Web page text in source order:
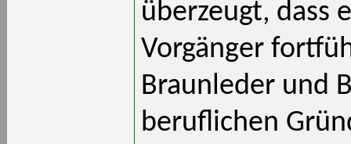
überzeugt, dass
Vorgänger
Braunleder und
beruflichen